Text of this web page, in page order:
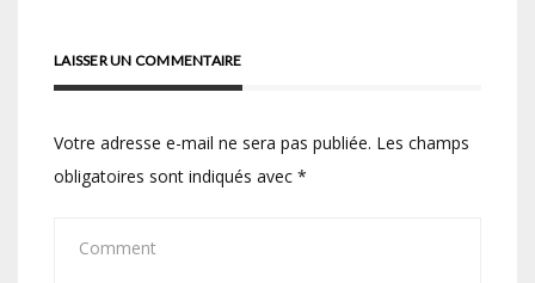
LAISSER UN COMMENTAIRE
Votre adresse e-mail ne sera pas publiée. Les champs
obligatoires sont indiqués avec *